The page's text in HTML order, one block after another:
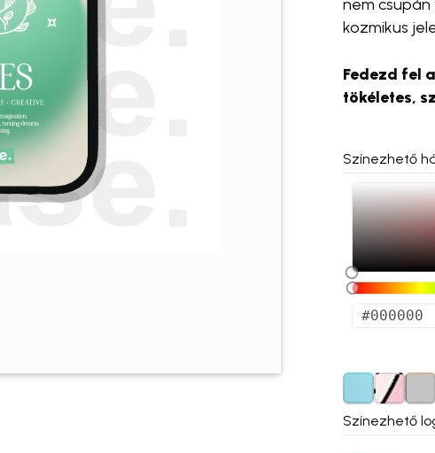
nem
kozmikus
Fedezd fel
tökéletes,
Színezhető
Színezhető